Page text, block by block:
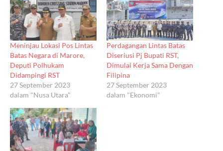
Meninjau Lokasi Pos Lintas
Batas Negara di Marore,
Deputi Polhukam
Didampingi RST
27 September 2023
dalam "Nusa Utara"
Perdagangan Lintas Batas
Diseriusi Pj Bupati RST,
Dimulai Kerja Sama Dengan
Filipina
27 September 2023
dalam "Ekonomi"